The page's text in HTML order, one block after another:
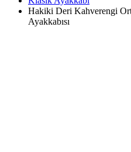
Hakiki Deri Kahverengi
Ayakkabısı